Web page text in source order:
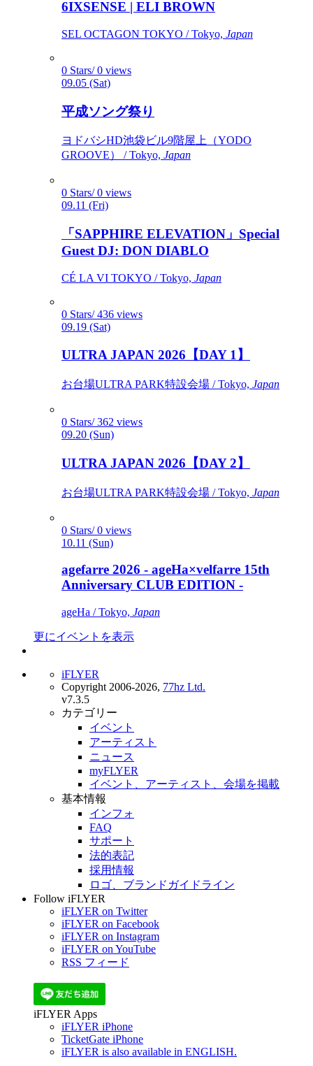
6IXSENSE | ELI BROWN
SEL OCTAGON TOKYO / Tokyo, Japan
0 Stars/ 0 views
09.05 (Sat)
平成ソング祭り
ヨドバシHD池袋ビル9階屋上（YODO
GROOVE） / Tokyo, Japan
0 Stars/ 0 views
09.11 (Fri)
「SAPPHIRE ELEVATION」Special
Guest DJ: DON DIABLO
CÉ LA VI TOKYO / Tokyo, Japan
0 Stars/ 436 views
09.19 (Sat)
ULTRA JAPAN 2026【DAY 1】
お台場ULTRA PARK特設会場 / Tokyo, Japan
0 Stars/ 362 views
09.20 (Sun)
ULTRA JAPAN 2026【DAY 2】
お台場ULTRA PARK特設会場 / Tokyo, Japan
0 Stars/ 0 views
10.11 (Sun)
agefarre 2026 - ageHa×velfarre 15th
Anniversary CLUB EDITION -
ageHa / Tokyo, Japan
更にイベントを表示
iFLYER
Copyright 2006-2026, 77hz Ltd.
v7.3.5
カテゴリー
イベント
アーティスト
ニュース
myFLYER
イベント、アーティスト、会場を掲載
基本情報
インフォ
FAQ
サポート
法的表記
採用情報
ロゴ、ブランドガイドライン
Follow iFLYER
iFLYER on Twitter
iFLYER on Facebook
iFLYER on Instagram
iFLYER on YouTube
RSS フィード
iFLYER Apps
iFLYER iPhone
TicketGate iPhone
iFLYER is also available in ENGLISH.